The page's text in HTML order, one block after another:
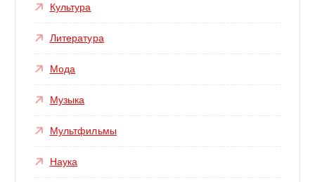
Культура
Литература
Мода
Музыка
Мультфильмы
Наука